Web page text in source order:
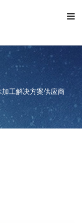
工解决方案供应商